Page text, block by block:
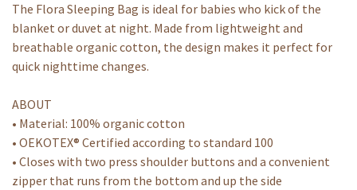
The Flora Sleeping Bag is ideal for babies who kick of the
blanket or duvet at night. Made from lightweight and
breathable organic cotton, the design makes it perfect for
quick nighttime changes.
ABOUT
• Material: 100% organic cotton
• OEKOTEX® Certified according to standard 100
• Closes with two press shoulder buttons and a convenient
zipper that runs from the bottom and up the side